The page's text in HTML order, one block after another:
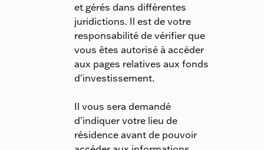
et gérés dans différentes
juridictions. Il est de votre
responsabilité de vérifier que
vous êtes autorisé à accéder
aux pages relatives aux fonds
d'investissement.
Il vous sera demandé
d'indiquer votre lieu de
résidence avant de pouvoir